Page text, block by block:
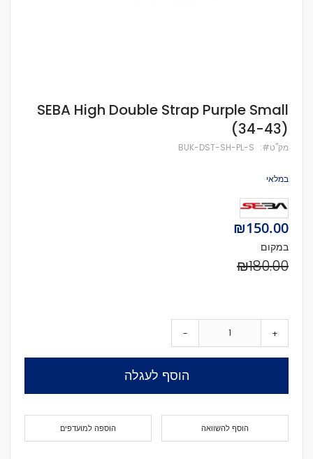
לדלג
להתחלה
של
גלריית
תמונות
SEBA High Double Strap Purple Small
(34-43)
מק''ט BUK-DST-SH-PL-S
במלאי
Special
Price
₪150.00
במקום
₪180.00
- +
הוסף לעגלה
הוספה למועדפים הוסף להשוואה